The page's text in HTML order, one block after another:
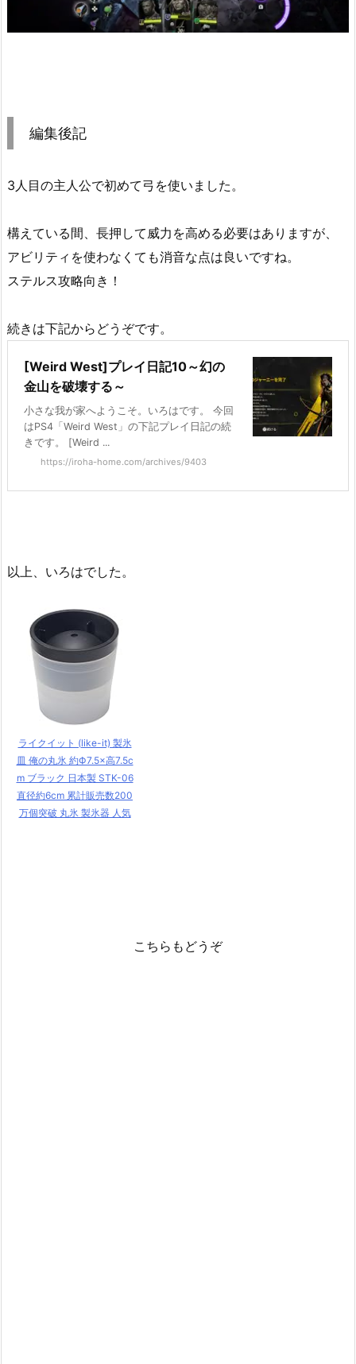
編集後記
3人目の主人公で初めて弓を使いました。
構えている間、長押して威力を高める必要はありますが、
アビリティを使わなくても消音な点は良いですね。
ステルス攻略向き！
続きは下記からどうぞです。
[Weird West]プレイ日記10～幻の
金山を破壊する～
小さな我が家へようこそ。いろはです。 今回
はPS4「Weird West」の下記プレイ日記の続
きです。 [Weird ...
https://iroha-home.com/archives/9403
以上、いろはでした。
ライクイット (like-it) 製氷
皿 俺の丸氷 約Ф7.5×高7.5c
m ブラック 日本製 STK-06
直径約6cm 累計販売数200
万個突破 丸氷 製氷器 人気
こちらもどうぞ